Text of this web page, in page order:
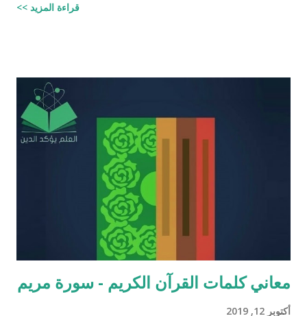
والردود الصلعمية الفاشلة عليها " وقد أبقيت على كل افتراء واتبعته
الافتراء : 1 - زوجيّة الأشياء في القرآن : مِنْ كُلِّ شَيْءٍ خَلَقْنَا زَوْجَيْنِ
لَعَلَّكُمْ تَذَكَّرُونَ / الذاريات : 49 وَمِنْ كُلِّ الثَّمَرَاتِ جَعَلَ فِيهَا زَوْجَيْنِ
اثْنَيْنِ / الرعد : 3 حَتَّى إِذَا جَاءَ أَمْرُنَا وَفَارَ التَّنُّورُ قُلْنَا احْمِلْ فِيهَا مِنْ كُلٍّ
زَوْجَيْنِ اثْنَيْنِ / هود : 11 و اذا طبقنا هذه الآبات وجدنا فيها شيئاً من
قراءة المزيد >>
معاني كلمات القرآن الكريم - سورة مريم
أكتوبر 12, 2019